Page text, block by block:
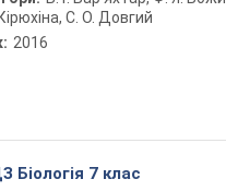
С. О. Довгий
2016
Біологія 7 клас